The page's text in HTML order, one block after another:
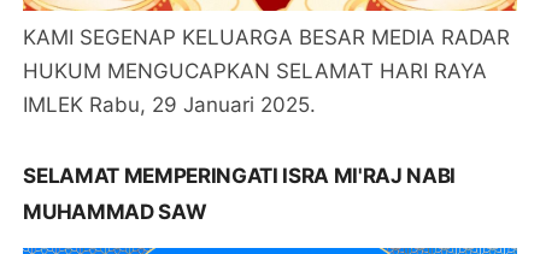
KAMI SEGENAP KELUARGA BESAR MEDIA RADAR
HUKUM MENGUCAPKAN SELAMAT HARI RAYA
IMLEK Rabu, 29 Januari 2025.
SELAMAT MEMPERINGATI ISRA MI'RAJ NABI
MUHAMMAD SAW